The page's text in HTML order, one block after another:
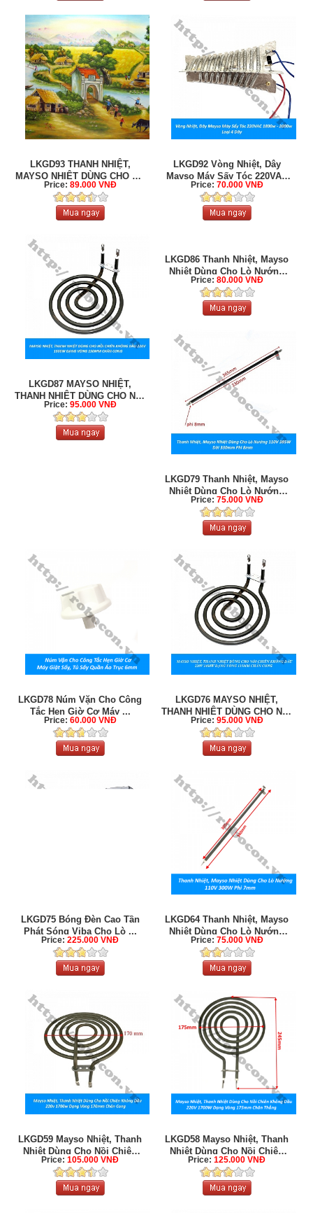
LKGD93 THANH NHIỆT,
MAYSO NHIỆT DÙNG CHO LÒ
NƯỚNG 220V ...
Price: 89.000 VNĐ
LKGD92 Vòng Nhiệt, Dây
Mayso Máy Sấy Tóc 220VAC
1800w ...
Price: 70.000 VNĐ
LKGD87 MAYSO NHIỆT,
THANH NHIỆT DÙNG CHO NỒI
CHIÊN KHÔNG ...
Price: 95.000 VNĐ
LKGD86 Thanh Nhiệt, Mayso
Nhiệt Dùng Cho Lò Nướng
220V ...
Price: 80.000 VNĐ
LKGD79 Thanh Nhiệt, Mayso
Nhiệt Dùng Cho Lò Nướng
110V ...
Price: 75.000 VNĐ
LKGD78 Núm Vặn Cho Công
Tắc Hẹn Giờ Cơ Máy ...
Price: 60.000 VNĐ
LKGD76 MAYSO NHIỆT,
THANH NHIỆT DÙNG CHO NỒI
CHIÊN KHÔNG ...
Price: 95.000 VNĐ
LKGD75 Bóng Đèn Cao Tần
Phát Sóng Viba Cho Lò ...
Price:225.000 VNĐ
LKGD64 Thanh Nhiệt, Mayso
Nhiệt Dùng Cho Lò Nướng
110V ...
Price: 75.000 VNĐ
LKGD59 Mayso Nhiệt, Thanh
Nhiệt Dùng Cho Nồi Chiên
Không ...
Price:105.000 VNĐ
LKGD58 Mayso Nhiệt, Thanh
Nhiệt Dùng Cho Nồi Chiên
Không ...
Price:125.000 VNĐ